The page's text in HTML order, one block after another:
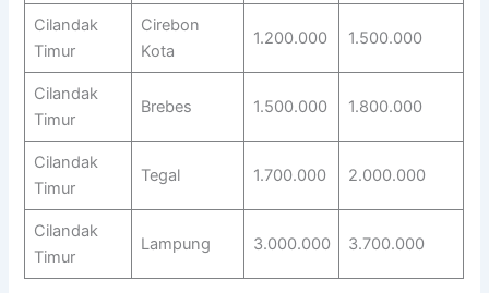
Cilandak
Timur
Cirebon
Kota
1.200.000 1.500.000
Cilandak
Timur
Brebes 1.500.000 1.800.000
Cilandak
Timur
Tegal 1.700.000 2.000.000
Cilandak
Timur
Lampung 3.000.000 3.700.000